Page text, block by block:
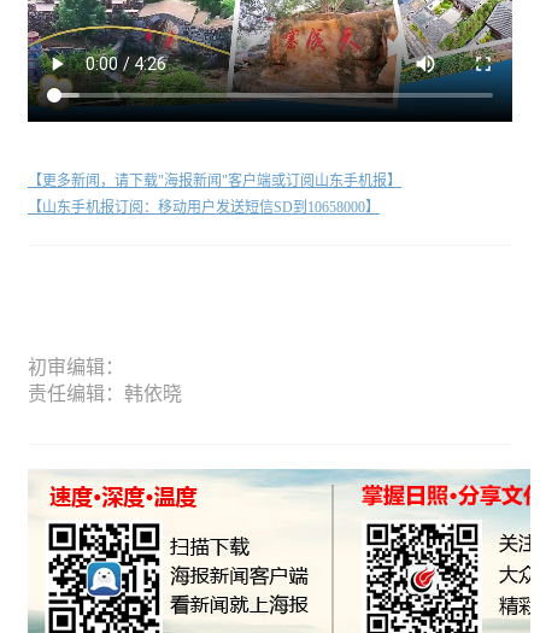
【更多新闻，请下载"海报新闻"客户端或订阅山东手机报】
【山东手机报订阅：移动用户发送短信SD到10658000】
初审编辑：
责任编辑：韩依晓